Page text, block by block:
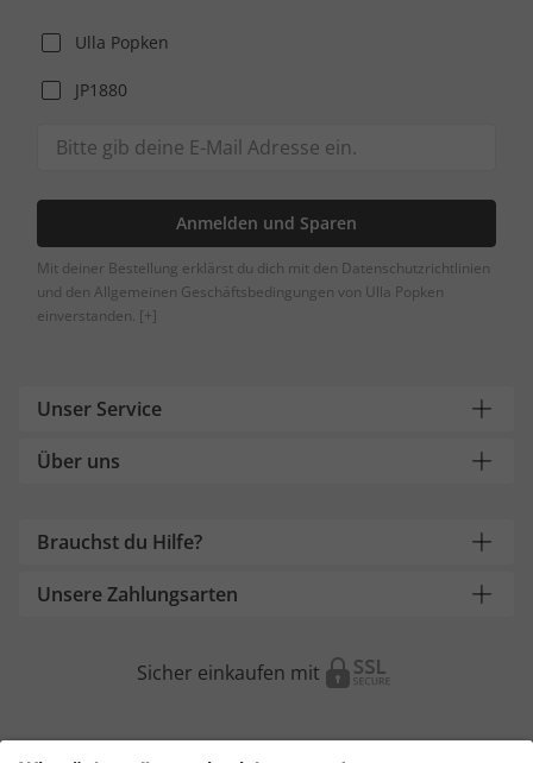
Ulla Popken
JP1880
Anmelden und Sparen
Mit deiner Bestellung erklärst du dich mit den Datenschutzrichtlinien
und den Allgemeinen Geschäftsbedingungen von Ulla Popken
einverstanden. [+]
Unser Service
Über uns
Brauchst du Hilfe?
Unsere Zahlungsarten
Sicher einkaufen mit